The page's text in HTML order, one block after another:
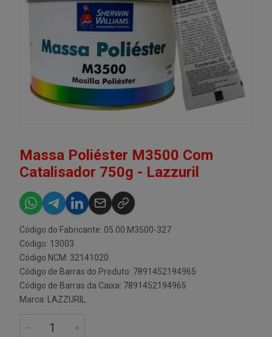
Massa Poliéster M3500 Com
Catalisador 750g - Lazzuril
Código do Fabricante: 05.00.M3500-327
Código: 13003
Código NCM: 32141020
Código de Barras do Produto: 7891452194965
Código de Barras da Caixa: 7891452194965
Marca: LAZZURIL